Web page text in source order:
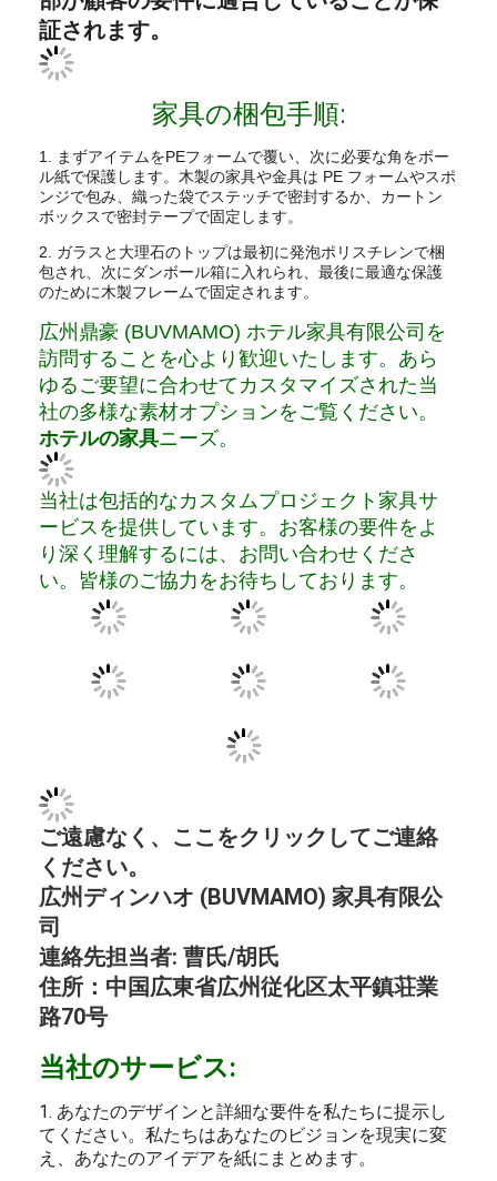
証されます。
家具の梱包手順:
1. まずアイテムをPEフォームで覆い、次に必要な角をボー
ル紙で保護します。木製の家具や金具は PE フォームやスポ
ンジで包み、織った袋でステッチで密封するか、カートン
ボックスで密封テープで固定します。
2. ガラスと大理石のトップは最初に発泡ポリスチレンで梱
包され、次にダンボール箱に入れられ、最後に最適な保護
のために木製フレームで固定されます。
広州鼎豪 (BUVMAMO) ホテル家具有限公司を
訪問することを心より歓迎いたします。あら
ゆるご要望に合わせてカスタマイズされた当
社の多様な素材オプションをご覧ください。
ホテルの家具ニーズ。
当社は包括的なカスタムプロジェクト家具サ
ービスを提供しています。お客様の要件をよ
り深く理解するには、お問い合わせくださ
い。皆様のご協力をお待ちしております。
ご遠慮なく、ここをクリックしてご連絡
ください。
広州ディンハオ (BUVMAMO) 家具有限公
司
連絡先担当者: 曹氏/胡氏
住所：中国広東省広州従化区太平鎮荘業
路70号
当社のサービス:
1. あなたのデザインと詳細な要件を私たちに提示し
てください。私たちはあなたのビジョンを現実に変
え、あなたのアイデアを紙にまとめます。